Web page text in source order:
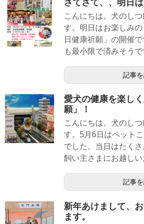
さてさて、、明日
こんにちは。犬のし
す。明日はお楽しみ
日健康祈願」の開催
も最小限で済みそう
記事
愛犬の健康を楽し
願」！
こんにちは。犬のし
す。5月6日はペット
でした。当日はたく
飼い主さまにお越しい
記事
新年あけまして、
ます。